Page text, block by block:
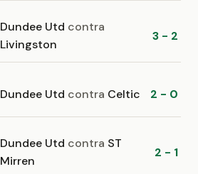
Dundee Utd contra
Livingston
3 - 2
Dundee Utd contra Celtic 2 - 0
Dundee Utd contra ST
Mirren
2 - 1